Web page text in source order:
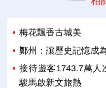
梅花飄香古城美
鄭州：讓歷史記憶成
接待遊客1743.7萬
駿馬啟新文旅熱